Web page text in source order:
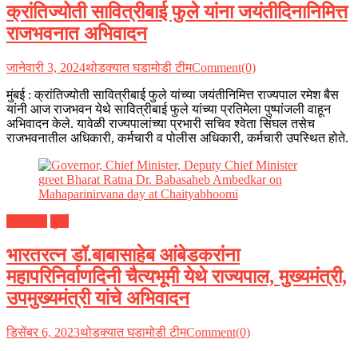
क्रांतिज्योती सावित्रीबाई फुले यांना जयंतीदिनानिमित्त
राजभवनात अभिवादन
जानेवारी 3, 2024थोडक्यात घडामोडी टीमComment(0)
मुंबई : क्रांतिज्योती सावित्रीबाई फुले यांच्या जयंतीनिमित्त राज्यपाल रमेश बैस
यांनी आज राजभवन येथे सावित्रीबाई फुले यांच्या प्रतिमेला पुष्पांजली वाहून
अभिवादन केले. यावेळी राज्यपालांच्या प्रभारी सचिव श्वेता सिंघल तसेच
राजभवनातील अधिकारी, कर्मचारी व पोलीस अधिकारी, कर्मचारी उपस्थित होते.
भारतरत्न डॉ.बाबासाहेब आंबेडकरांना
महापरिनिर्वाणदिनी चैत्यभूमी येथे राज्यपाल, मुख्यमंत्री,
उपमुख्यमंत्री यांचे अभिवादन
डिसेंबर 6, 2023थोडक्यात घडामोडी टीमComment(0)